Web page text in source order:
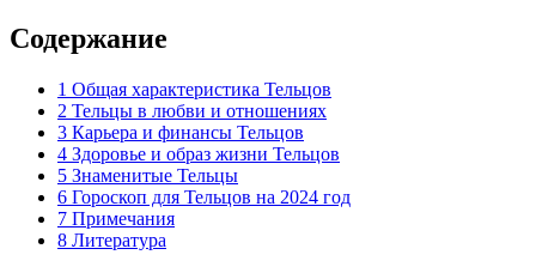
Содержание
1 Общая характеристика Тельцов
2 Тельцы в любви и отношениях
3 Карьера и финансы Тельцов
4 Здоровье и образ жизни Тельцов
5 Знаменитые Тельцы
6 Гороскоп для Тельцов на 2024 год
7 Примечания
8 Литература